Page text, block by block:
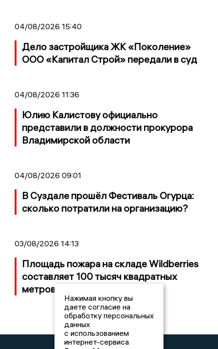
04/08/2026 15:40
Дело застройщика ЖК «Поколение»
ООО «Капитал Строй» передали в суд
04/08/2026 11:36
Юлию Калистову официально
представили в должности прокурора
Владимирской области
04/08/2026 09:01
В Суздале прошёл Фестиваль Огурца:
сколько потратили на организацию?
03/08/2026 14:13
Площадь пожара на складе Wildberries
составляет 100 тысяч квадратных
метров
Нажимая кнопку вы
даете согласие на
обработку персональных
данных
с использованием
интернет-сервиса